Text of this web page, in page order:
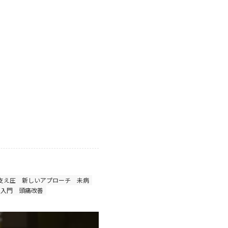
え圧 新しいアプローチ
未病
門 頭痛改善